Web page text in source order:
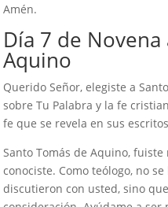
Amén.
Día 7 de Novena
Aquino
Querido Señor, elegiste a
sobre Tu Palabra y la fe
fe que se revela en sus
Santo Tomás de Aquino,
conociste. Como teólogo, no
discutieron con usted, sino